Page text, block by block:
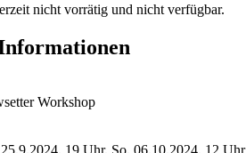
nicht vorrätig und nicht verfügbar.
Workshop
19 Uhr, So. 06.10.2024, 12 Uhr